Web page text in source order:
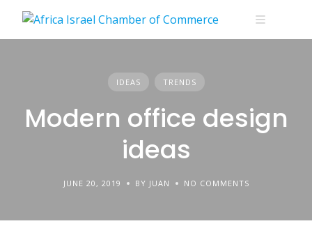
content
IDEAS TRENDS
Modern office design
ideas
JUNE 20, 2019 BY JUAN NO COMMENTS